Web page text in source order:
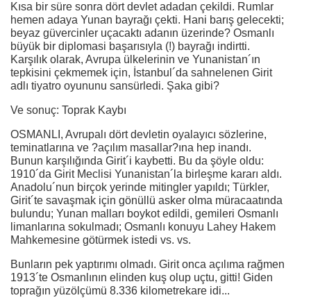
Kısa bir süre sonra dört devlet adadan çekildi. Rumlar
hemen adaya Yunan bayrağı çekti. Hani barış gelecekti;
beyaz güvercinler uçacaktı adanın üzerinde? Osmanlı
büyük bir diplomasi başarısıyla (!) bayrağı indirtti.
Karşılık olarak, Avrupa ülkelerinin ve Yunanistan´ın
tepkisini çekmemek için, İstanbul´da sahnelenen Girit
adlı tiyatro oyununu sansürledi. Şaka gibi?
Ve sonuç: Toprak Kaybı
OSMANLI, Avrupalı dört devletin oyalayıcı sözlerine,
teminatlarına ve ?açılım masallar?ına hep inandı.
Bunun karşılığında Girit´i kaybetti. Bu da şöyle oldu:
1910´da Girit Meclisi Yunanistan´la birleşme kararı aldı.
Anadolu´nun birçok yerinde mitingler yapıldı; Türkler,
Girit´te savaşmak için gönüllü asker olma müracaatında
bulundu; Yunan malları boykot edildi, gemileri Osmanlı
limanlarına sokulmadı; Osmanlı konuyu Lahey Hakem
Mahkemesine götürmek istedi vs. vs.
Bunların pek yaptırımı olmadı. Girit onca açılıma rağmen
1913´te Osmanlının elinden kuş olup uçtu, gitti! Giden
toprağın yüzölçümü 8.336 kilometrekare idi...